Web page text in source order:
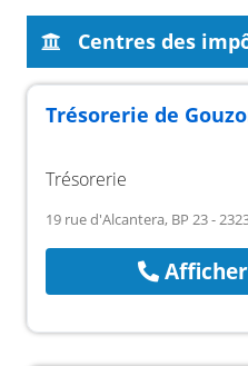
Centres des
Trésorerie de
Trésorerie
19 rue d'Alcantera, BP 23 -